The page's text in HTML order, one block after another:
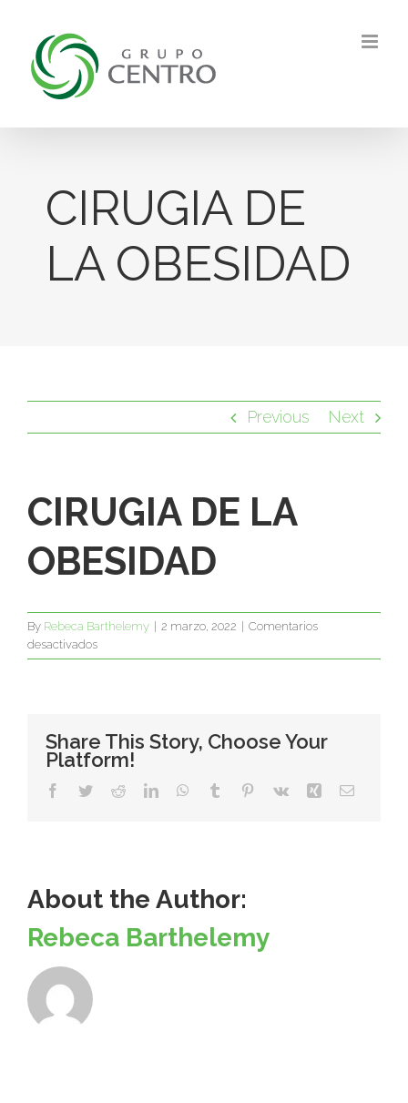
content
CIRUGIA DE
LA OBESIDAD
Previous Next
CIRUGIA DE LA
OBESIDAD
By Rebeca Barthelemy 2 marzo, 2022
Comentarios
desactivadosen
CIRUGIA
Share This Story, Choose Your
Platform!
Facebook
TwitterRedditLinkedInWhatsApp
Tumblr Pinterest
Vk Xing Email
About the Author:
Rebeca Barthelemy